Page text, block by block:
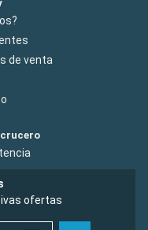
de venta
ofertas